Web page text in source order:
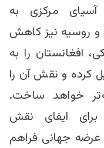
مرکزی به
و روسیه نیز کاهش
افغانستان را به
کرده و نقش آن را
خواهد ساخت.
ایفای نقش
عرضه جهانی فراهم